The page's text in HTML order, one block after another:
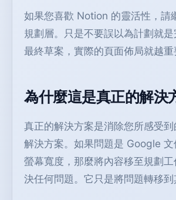
如果您喜歡 Notion 的靈活性，請
規劃層。只是不要誤以為計劃就
最終草案，實際的頁面佈局就越重
為什麼這是真正的解決
真正的解決方案是消除您所感受
解決方案。如果問題是 Google 文
螢幕寬度，那麼將內容移至規劃
決任何問題。它只是將問題轉移到